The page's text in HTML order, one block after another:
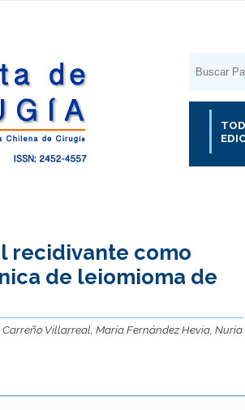
recidivante como
de leiomioma de
Villarreal, María Fernández Hevia, Nuria